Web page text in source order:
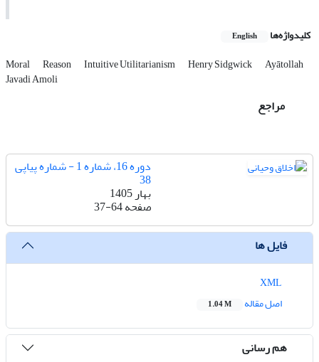
کلیدواژه‌ها English
Moral Reason Intuitive Utilitarianism Henry Sidgwick Ayātollah
Javadi Amoli
مراجع
دوره 16، شماره 1 - شماره پیاپی
38
بهار 1405
صفحه37-64
فایل ها
اصل مقاله
1.04 M
هم رسانی